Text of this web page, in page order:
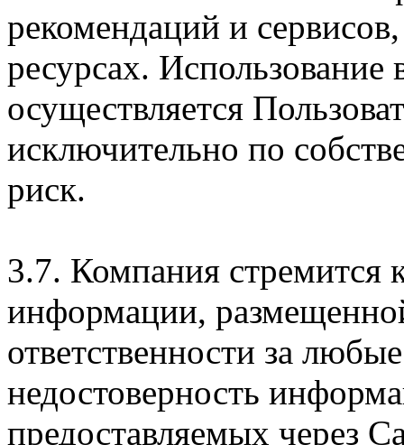
рекомендаций и
ресурсах.
осуществляется
исключительно по
риск.
3.7. Компания стремится
информации,
ответственности за
недостоверность
предоставляемых через